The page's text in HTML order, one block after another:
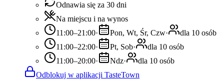
Odnawia się za 30 dni
Na miejscu i na wynos
11:00–21:00· Pon, Wt, Śr, Czw·
dla 10 osób
11:00–22:00· Pt, Sob·
dla 10 osób
11:00–20:00· Ndz·
dla 10 osób
Odblokuj w aplikacji TasteTown